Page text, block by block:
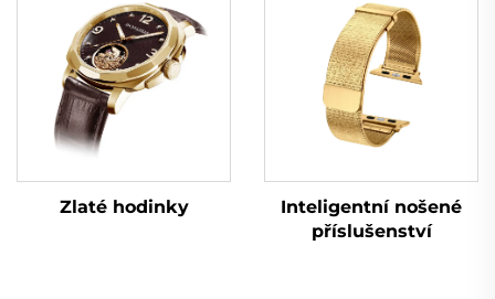
Zlaté hodinky
Inteligentní nošené
příslušenství